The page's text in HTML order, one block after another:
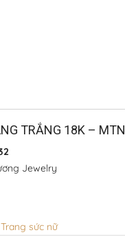
TRẮNG 18K –
Jewelry
Trang sức nữ